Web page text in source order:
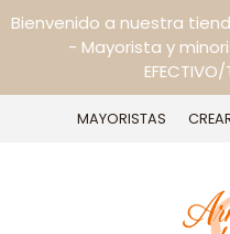
Bienvenido a nuestra
- Mayorista y
EFECTIVO/
MAYORISTAS